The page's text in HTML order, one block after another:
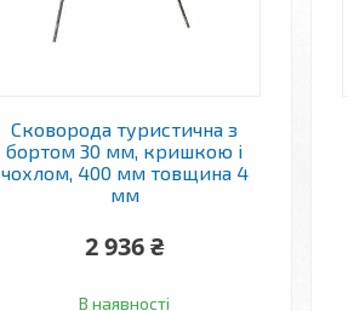
Сковорода туристична з
бортом 30 мм, кришкою і
чохлом, 400 мм товщина 4
мм
2 936 ₴
В наявності